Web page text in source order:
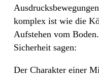
komplex ist wie die
Aufstehen vom
Sicherheit sagen:
Der Charakter einer